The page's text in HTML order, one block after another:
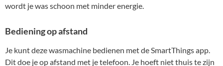
wordt je was schoon met minder energie.
Bediening op afstand
Je kunt deze wasmachine bedienen met de SmartThings app.
Dit doe je op afstand met je telefoon. Je hoeft niet thuis te zijn